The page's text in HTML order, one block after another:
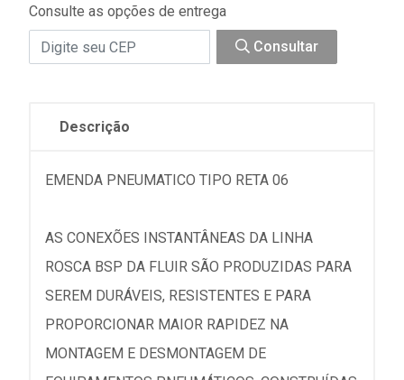
Consulte as opções de entrega
Consultar
Descrição
EMENDA PNEUMATICO TIPO RETA 06
AS CONEXÕES INSTANTÂNEAS DA LINHA
ROSCA BSP DA FLUIR SÃO PRODUZIDAS PARA
SEREM DURÁVEIS, RESISTENTES E PARA
PROPORCIONAR MAIOR RAPIDEZ NA
MONTAGEM E DESMONTAGEM DE